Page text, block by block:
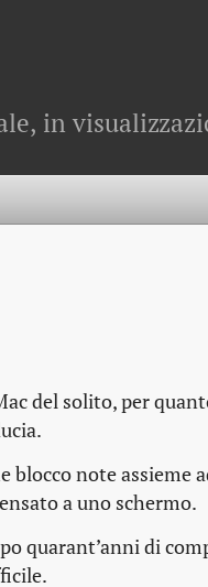
in
del solito, per
note assieme
a uno schermo.
quarant’anni di